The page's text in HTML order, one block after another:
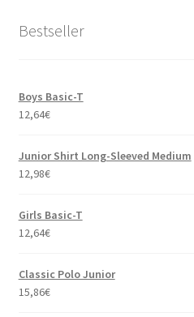
Bestseller
Boys Basic-T
12,64€
Junior Shirt Long-Sleeved Medium
12,98€
Girls Basic-T
12,64€
Classic Polo Junior
15,86€